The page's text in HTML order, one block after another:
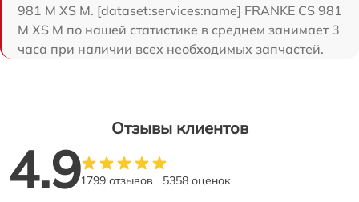
981 M XS M. [dataset:services:name] FRANKE CS 981
M XS M по нашей статистике в среднем занимает 3
часа при наличии всех необходимых запчастей.
Отзывы клиентов
4.91799 отзывов 5358 оценок